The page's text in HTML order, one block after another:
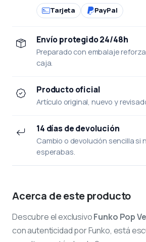
Tarjeta PayPal
Envío protegido 24/48h
Preparado con embalaje
caja.
Producto oficial
Artículo original, nuevo y
14 días de devolución
Cambio o devolución sencilla si
esperabas.
Acerca de este producto
Descubre el exclusivoFunko Pop
con autenticidad por Funko, está